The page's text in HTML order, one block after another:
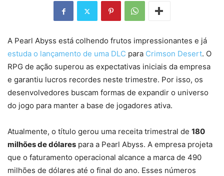
A Pearl Abyss está colhendo frutos impressionantes e já
estuda o lançamento de uma DLC para Crimson Desert. O
RPG de ação superou as expectativas iniciais da empresa
e garantiu lucros recordes neste trimestre. Por isso, os
desenvolvedores buscam formas de expandir o universo
do jogo para manter a base de jogadores ativa.
Atualmente, o título gerou uma receita trimestral de 180
milhões de dólares para a Pearl Abyss. A empresa projeta
que o faturamento operacional alcance a marca de 490
milhões de dólares até o final do ano. Esses números